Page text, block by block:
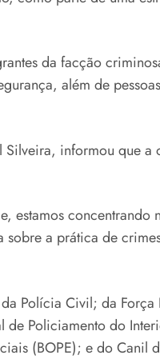
da facção
além de
informou que a
concentrando
a prática de
Polícia Civil; da Força
de Policiamento do
(BOPE); e do